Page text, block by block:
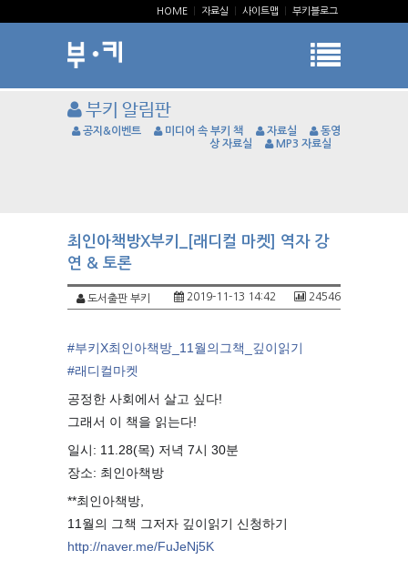
HOME 자료실 사이트맵 부키블로그
부키 알림판
공지&이벤트 미디어 속 부키 책 자료실
동영
상 자료실
MP3 자료실
최인아책방X부키_[래디컬 마켓] 역자 강
연 & 토론
도서출판 부키 24546
2019-11-13 14:42
#부키X최인아책방_11월의그책_깊이읽기
#래디컬마켓
공정한 사회에서 살고 싶다!
그래서 이 책을 읽는다!
일시: 11.28(목) 저녁 7시 30분
장소: 최인아책방
**최인아책방,
11월의 그책 그저자 깊이읽기 신청하기
http://naver.me/FuJeNj5K